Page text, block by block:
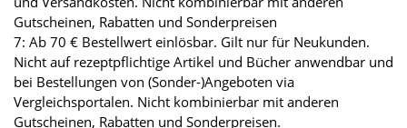
Gutscheinen, Rabatten und Sonderpreisen
7: Ab 70 € Bestellwert einlösbar. Gilt nur für Neukunden.
Nicht auf rezeptpflichtige Artikel und Bücher anwendbar und
bei Bestellungen von (Sonder-)Angeboten via
Vergleichsportalen. Nicht kombinierbar mit anderen
Gutscheinen, Rabatten und Sonderpreisen.